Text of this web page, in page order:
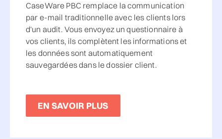
CaseWare PBC remplace la communication
par e-mail traditionnelle avec les clients lors
d'un audit. Vous envoyez un questionnaire à
vos clients, ils complètent les informations et
les données sont automatiquement
sauvegardées dans le dossier client.
EN SAVOIR PLUS